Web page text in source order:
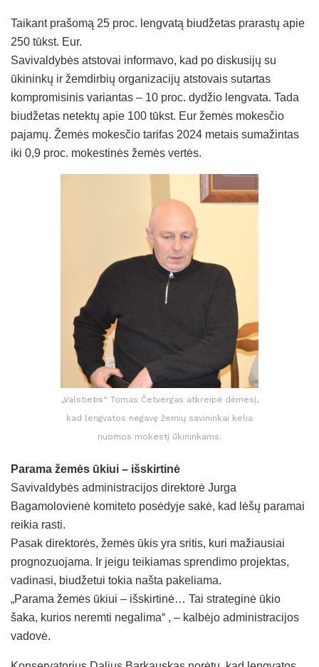
Taikant prašomą 25 proc. lengvatą biudžetas prarastų apie
250 tūkst. Eur.
Savivaldybės atstovai informavo, kad po diskusijų su
ūkininkų ir žemdirbių organizacijų atstovais sutartas
kompromisinis variantas – 10 proc. dydžio lengvata. Tada
biudžetas netektų apie 100 tūkst. Eur žemės mokesčio
pajamų. Žemės mokesčio tarifas 2024 metais sumažintas
iki 0,9 proc. mokestinės žemės vertės.
„Valstietis“ Tomas Četvergas atkreipė dėmesį,
kad lengvatos negavę žemių savininkai kelia
nuomos mokestį ūkininkams.
Parama žemės ūkiui – išskirtinė
Savivaldybės administracijos direktorė Jurga
Bagamolovienė komiteto posėdyje sakė, kad lėšų paramai
reikia rasti.
Pasak direktorės, žemės ūkis yra sritis, kuri mažiausiai
prognozuojama. Ir jeigu teikiamas sprendimo projektas,
vadinasi, biudžetui tokia našta pakeliama.
„Parama žemės ūkiui – išskirtinė… Tai strateginė ūkio
šaka, kurios neremti negalima“ , – kalbėjo administracijos
vadovė.